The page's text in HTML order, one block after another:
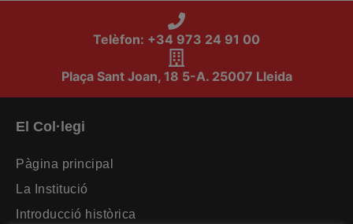
Telèfon: +34 973 24 91 00
Plaça Sant Joan, 18 5-A. 25007 Lleida
El Col·legi
Pàgina principal
La Institució
Introducció històrica